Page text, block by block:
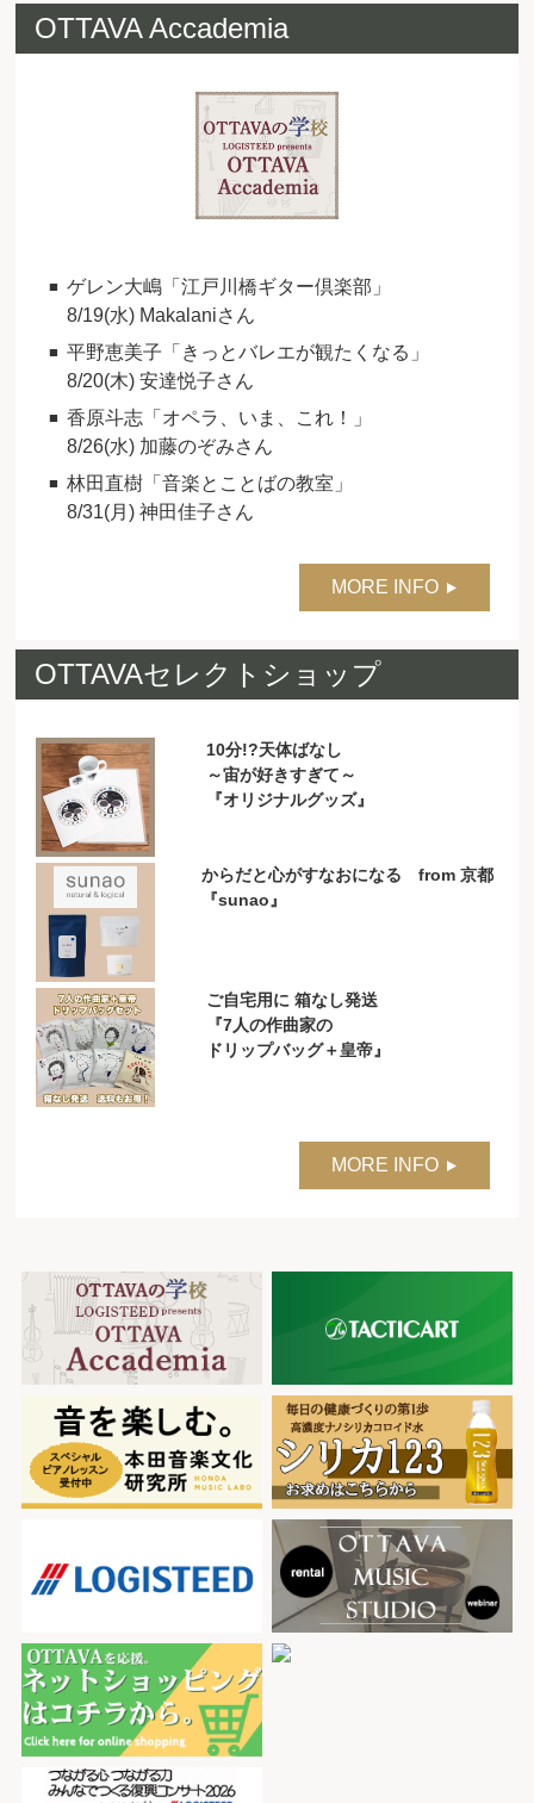
OTTAVA Accademia
ゲレン大嶋「江戸川橋ギター倶楽部」
8/19(水) Makalaniさん
平野恵美子「きっとバレエが観たくなる」
8/20(木) 安達悦子さん
香原斗志「オペラ、いま、これ！」
8/26(水) 加藤のぞみさん
林田直樹「音楽とことばの教室」
8/31(月) 神田佳子さん
MORE INFO
OTTAVAセレクトショップ
10分!?天体ばなし
～宙が好きすぎて～
『オリジナルグッズ』
からだと心がすなおになる from 京都
『sunao』
ご自宅用に 箱なし発送
『7人の作曲家の
ドリップバッグ＋皇帝』
MORE INFO